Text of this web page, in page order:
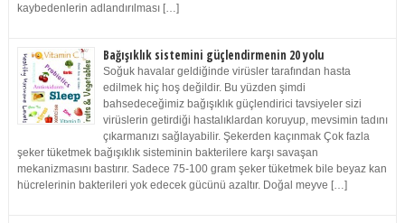
kaybedenlerin adlandırılması […]
Bağışıklık sistemini güçlendirmenin 20 yolu
Soğuk havalar geldiğinde virüsler tarafından hasta
edilmek hiç hoş değildir. Bu yüzden şimdi
bahsedeceğimiz bağışıklık güçlendirici tavsiyeler sizi
virüslerin getirdiği hastalıklardan koruyup, mevsimin tadını
çıkarmanızı sağlayabilir. Şekerden kaçınmak Çok fazla
şeker tüketmek bağışıklık sisteminin bakterilere karşı savaşan
mekanizmasını bastırır. Sadece 75-100 gram şeker tüketmek bile beyaz kan
hücrelerinin bakterileri yok edecek gücünü azaltır. Doğal meyve […]